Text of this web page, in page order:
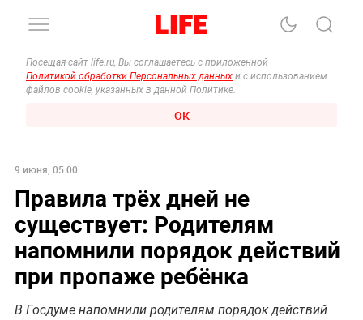
Посещая сайт life.ru, Вы соглашаетесь с приложенной
Политикой обработки Персональных данных и с использованием
файлов cookie, указанных в данной Политике.
ОК
9 июня, 05:00
Правила трёх дней не
существует: Родителям
напомнили порядок действий
при пропаже ребёнка
В Госдуме напомнили родителям порядок действий